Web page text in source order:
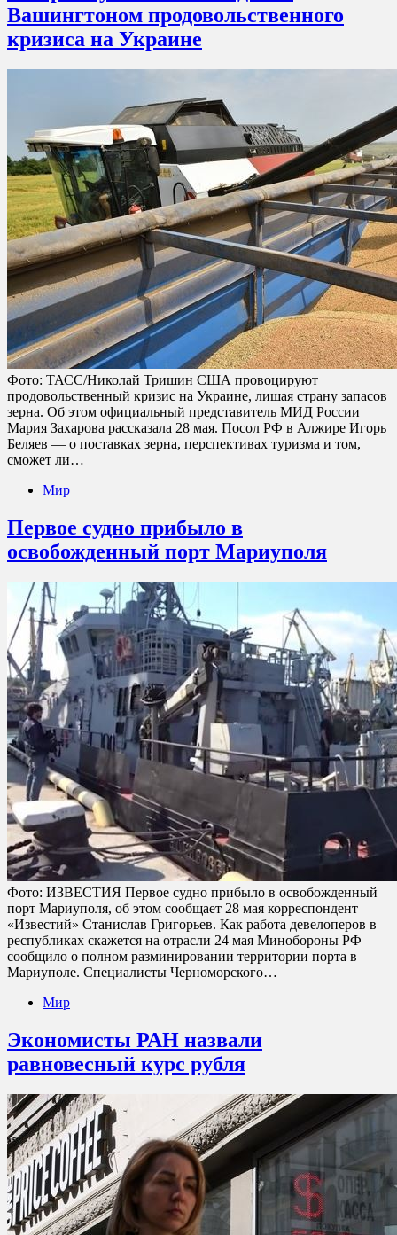
Вашингтоном продовольственного
кризиса на Украине
Фото: ТАСС/Николай Тришин США провоцируют
продовольственный кризис на Украине, лишая страну запасов
зерна. Об этом официальный представитель МИД России
Мария Захарова рассказала 28 мая. Посол РФ в Алжире Игорь
Беляев — о поставках зерна, перспективах туризма и том,
сможет ли…
Мир
Первое судно прибыло в
освобожденный порт Мариуполя
Фото: ИЗВЕСТИЯ Первое судно прибыло в освобожденный
порт Мариуполя, об этом сообщает 28 мая корреспондент
«Известий» Станислав Григорьев. Как работа девелоперов в
республиках скажется на отрасли 24 мая Минобороны РФ
сообщило о полном разминировании территории порта в
Мариуполе. Специалисты Черноморского…
Мир
Экономисты РАН назвали
равновесный курс рубля